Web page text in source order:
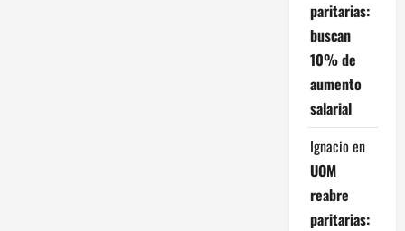
paritarias:
buscan
10% de
aumento
salarial
Ignacio en
UOM
reabre
paritarias: